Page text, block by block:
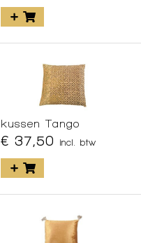
kussen Tango
€ 37,50 incl. btw